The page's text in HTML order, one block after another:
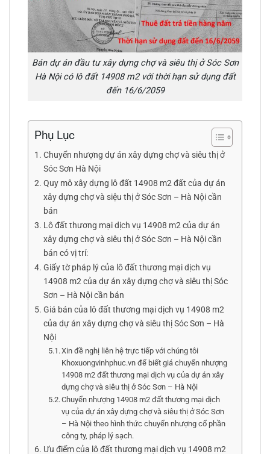
Bán dự án đầu tư xây dựng chợ và siêu thị ở Sóc Sơn
Hà Nội có lô đất 14908 m2 với thời hạn sử dụng đất
đến 16/6/2059
Phụ Lục
Chuyển nhượng dự án xây dựng chợ và siêu thị ở
Sóc Sơn Hà Nội
Quy mô xây dựng lô đất 14908 m2 đất của dự án
xây dựng chợ và siệu thị ở Sóc Sơn – Hà Nội cần
bán
Lô đất thương mại dịch vụ 14908 m2 của dự án
xây dựng chợ và siêu thị ở Sóc Sơn – Hà Nội cần
bán có vị trí:
Giấy tờ pháp lý của lô đất thương mại dịch vụ
14908 m2 của dự án xây dựng chợ và siêu thị Sóc
Sơn – Hà Nội cần bán
Giá bán của lô đất thương mại dịch vụ 14908 m2
của dự án xây dựng chợ và siêu thị Sóc Sơn – Hà
Nội
Xin đề nghị liên hệ trực tiếp với chúng tôi
Khoxuongvinhphuc.vn để biết giá chuyển nhượng
14908 m2 đất thương mại dịch vụ của dự án xây
dựng chợ và siêu thị ở Sóc Sơn – Hà Nội
Chuyển nhượng 14908 m2 đất thương mại dịch
vụ của dự án xây dựng chợ và siêu thị ở Sóc Sơn
– Hà Nội theo hình thức chuyển nhượng cổ phần
công ty, pháp lý sạch.
Ưu điểm của lô đất thương mại dịch vụ 14908 m2